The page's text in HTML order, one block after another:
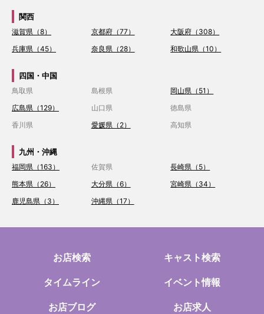
関西
滋賀県（8） 京都府（77）
大阪府（308）
兵庫県（45）
奈良県（28） 和歌山県（10）
四国・中国
鳥取県 島根県
岡山県（51）
広島県（129）
山口県
徳島県
香川県
愛媛県（2） 高知県
九州・沖縄
福岡県（163） 佐賀県
長崎県（5）
熊本県（26）
大分県（6）
宮崎県（34）
鹿児島県（3）
沖縄県（17）
お店検索 キャスト検索
タイムライン イベント情報
お店ブログ お店求人